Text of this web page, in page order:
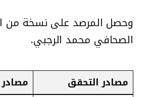
وحصل المرصد على نسخة من
الصحافي محمد الرجبي.
مصادر التحقق
مصادر